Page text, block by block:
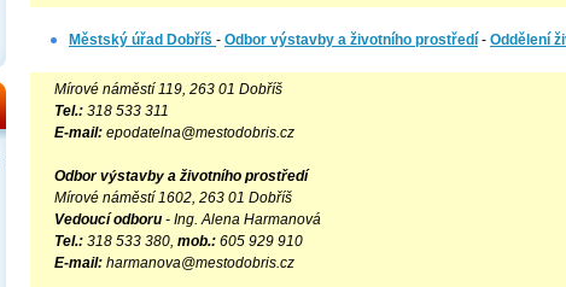
Městský úřad Dobříš - Odbor výstavby a životního prostředí - Oddělení
Mírové náměstí 119, 263 01 Dobříš
Tel.: 318 533 311
E-mail: epodatelna@mestodobris.cz
Odbor výstavby a životního prostředí
Mírové náměstí 1602, 263 01 Dobříš
Vedoucí odboru - Ing. Alena Harmanová
Tel.: 318 533 380, mob.: 605 929 910
E-mail: harmanova@mestodobris.cz